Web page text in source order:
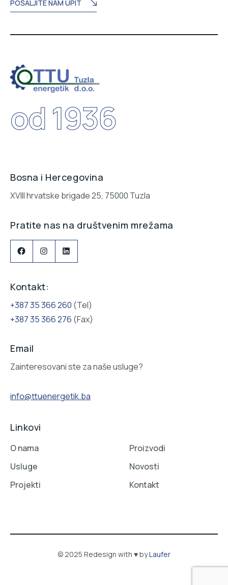
POŠALJITE NAM UPIT
od 1936
Bosna i Hercegovina
XVIII hrvatske brigade 25, 75000 Tuzla
Pratite nas na društvenim mrežama
Facebook
InstagramLinkedIn
Kontakt:
+387 35 366 260 (Tel)
+387 35 366 276 (Fax)
Email
Zainteresovani ste za naše usluge?
info@ttuenergetik.ba
Linkovi
O nama
Usluge
Projekti
Proizvodi
Novosti
Kontakt
© 2025 Redesign with ♥ byLaufer